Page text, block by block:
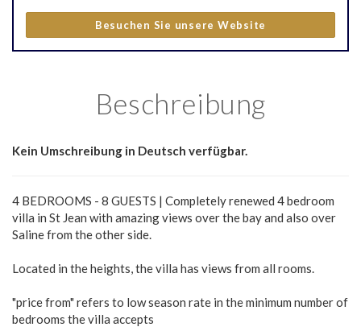
Besuchen Sie unsere Website
Beschreibung
Kein Umschreibung in Deutsch verfügbar.
4 BEDROOMS - 8 GUESTS | Completely renewed 4 bedroom
villa in St Jean with amazing views over the bay and also over
Saline from the other side.
Located in the heights, the villa has views from all rooms.
"price from" refers to low season rate in the minimum number of
bedrooms the villa accepts